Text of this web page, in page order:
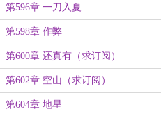
第596章 一刀入夏
第598章 作弊
第600章 还真有（求订阅）
第602章 空山（求订阅）
第604章 地星